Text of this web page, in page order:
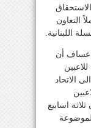
التعاون
اللبنانية.
عساف أن
الاتحاد
اسابيع